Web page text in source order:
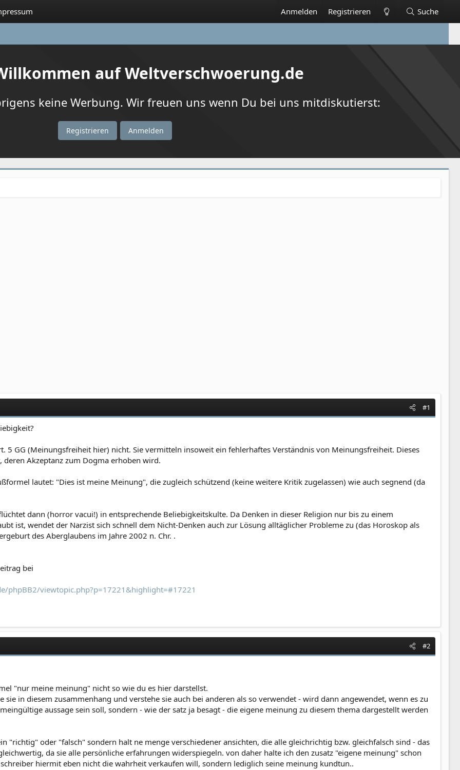
Anmelden Registrieren Suche
auf Weltverschwoerung.de
keine Werbung. Wir freuen uns wenn Du bei uns mitdiskutierst:
Registrieren Anmelden
#1
5 GG (Meinungsfreiheit hier) nicht. Sie vermitteln insoweit ein fehlerhaftes Verständnis von Meinungsfreiheit. Dieses
Akzeptanz zum Dogma erhoben wird.
lautet: "Dies ist meine Meinung", die zugleich schützend (keine weitere Kritik zugelassen) wie auch segnend (da
dann (horror vacui!) in entsprechende Beliebigkeitskulte. Da Denken in dieser Religion nur bis zu einem
ist, wendet der Narzist sich schnell dem Nicht-Denken auch zur Lösung alltäglicher Probleme zu (das Horoskop als
des Aberglaubens im Jahre 2002 n. Chr. .
bei
phpBB2/viewtopic.php?p=17221&highlight=#17221
#2
"nur meine meinung" nicht so wie du es hier darstellst.
sie in diesem zusammenhang und verstehe sie auch bei anderen als so verwendet - wird dann angewendet, wenn es zu
aussage sein soll, sondern - wie der satz ja besagt - die eigene meinung zu diesem thema dargestellt werden
"richtig" oder "falsch" sondern halt ne menge verschiedener ansichten, die alle gleichrichtig bzw. gleichfalsch sind - das
da sie alle persönliche erfahrungen widerspiegeln. von daher halte ich den zusatz "eigene meinung" schon
hiermit eben nicht die wahrheit verkaufen will, sondern lediglich seine meinung kundtun..